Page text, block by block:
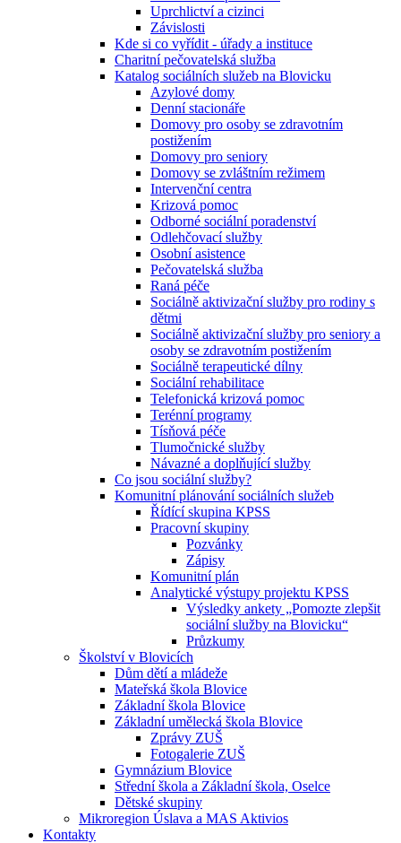
Uprchlictví a cizinci
Závislosti
Kde si co vyřídit - úřady a instituce
Charitní pečovatelská služba
Katalog sociálních služeb na Blovicku
Azylové domy
Denní stacionáře
Domovy pro osoby se zdravotním
postižením
Domovy pro seniory
Domovy se zvláštním režimem
Intervenční centra
Krizová pomoc
Odborné sociální poradenství
Odlehčovací služby
Osobní asistence
Pečovatelská služba
Raná péče
Sociálně aktivizační služby pro rodiny s
dětmi
Sociálně aktivizační služby pro seniory a
osoby se zdravotním postižením
Sociálně terapeutické dílny
Sociální rehabilitace
Telefonická krizová pomoc
Terénní programy
Tísňová péče
Tlumočnické služby
Návazné a doplňující služby
Co jsou sociální služby?
Komunitní plánování sociálních služeb
Řídící skupina KPSS
Pracovní skupiny
Pozvánky
Zápisy
Komunitní plán
Analytické výstupy projektu KPSS
Výsledky ankety „Pomozte zlepšit
sociální služby na Blovicku“
Průzkumy
Školství v Blovicích
Dům dětí a mládeže
Mateřská škola Blovice
Základní škola Blovice
Základní umělecká škola Blovice
Zprávy ZUŠ
Fotogalerie ZUŠ
Gymnázium Blovice
Střední škola a Základní škola, Oselce
Dětské skupiny
Mikroregion Úslava a MAS Aktivios
Kontakty